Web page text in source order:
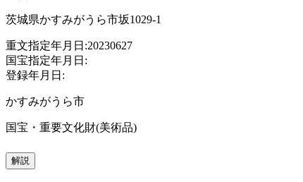
茨城県かすみがうら市坂1029-1
重文指定年月日:20230627
国宝指定年月日:
登録年月日:
かすみがうら市
国宝・重要文化財(美術品)
解説